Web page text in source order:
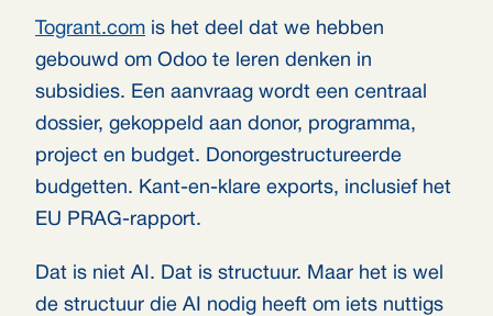
Togrant.com is het deel dat we hebben
gebouwd om Odoo te leren denken in
subsidies. Een aanvraag wordt een centraal
dossier, gekoppeld aan donor, programma,
project en budget. Donorgestructureerde
budgetten. Kant-en-klare exports, inclusief het
EU PRAG-rapport.
Dat is niet AI. Dat is structuur. Maar het is wel
de structuur die AI nodig heeft om iets nuttigs